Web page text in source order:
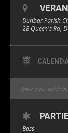
Dunbar Parish
2B Queen's Rd,
PARTIE
Bass